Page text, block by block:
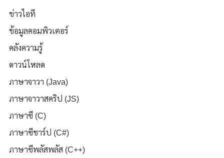
ข่าวไอที
ข้อมูลคอมพิวเตอร์
คลังความรู้
ดาวน์โหลด
ภาษาจาวา (Java)
ภาษาจาวาสคริป (JS)
ภาษาซี (C)
ภาษาซีชาร์ป (C#)
ภาษาซีพลัสพลัส (C++)